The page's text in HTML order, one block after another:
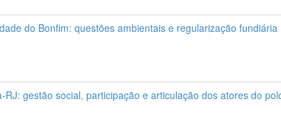
do Bonfim: questões ambientais e regularização fundiária
gestão social, participação e articulação dos atores do